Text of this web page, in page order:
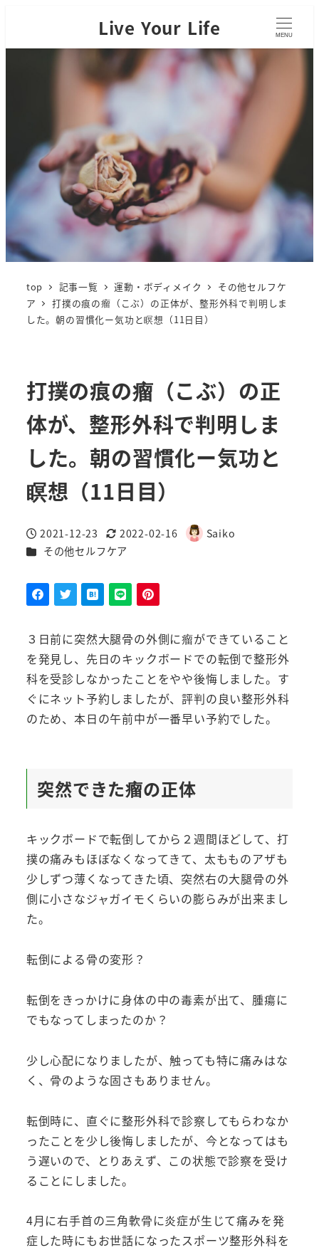
Live Your Life MENU
top 記事一覧 運動・ボディメイク
その他セルフケ
ア
打撲の痕の瘤（こぶ）の正体が、整形外科で判明しま
した。朝の習慣化ー気功と瞑想（11日目）
打撲の痕の瘤（こぶ）の正
体が、整形外科で判明しま
した。朝の習慣化ー気功と
瞑想（11日目）
投稿日
2021-12-23
更新日
2022-02-16
著
Saiko
カテゴリー
その他セルフケア
３日前に突然大腿骨の外側に瘤ができていること
を発見し、先日のキックボードでの転倒で整形外
科を受診しなかったことをやや後悔しました。す
ぐにネット予約しましたが、評判の良い整形外科
のため、本日の午前中が一番早い予約でした。
突然できた瘤の正体
キックボードで転倒してから２週間ほどして、打
撲の痛みもほぼなくなってきて、太もものアザも
少しずつ薄くなってきた頃、突然右の大腿骨の外
側に小さなジャガイモくらいの膨らみが出来まし
た。
転倒による骨の変形？
転倒をきっかけに身体の中の毒素が出て、腫瘍に
でもなってしまったのか？
少し心配になりましたが、触っても特に痛みはな
く、骨のような固さもありません。
転倒時に、直ぐに整形外科で診察してもらわなか
ったことを少し後悔しましたが、今となってはも
う遅いので、とりあえず、この状態で診察を受け
ることにしました。
4月に右手首の三角軟骨に炎症が生じて痛みを発
症した時にもお世話になったスポーツ整形外科を